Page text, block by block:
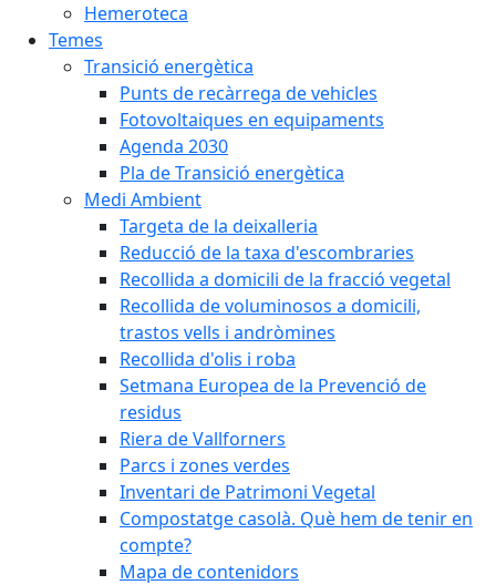
Hemeroteca
Temes
Transició energètica
Punts de recàrrega de vehicles
Fotovoltaiques en equipaments
Agenda 2030
Pla de Transició energètica
Medi Ambient
Targeta de la deixalleria
Reducció de la taxa d'escombraries
Recollida a domicili de la fracció vegetal
Recollida de voluminosos a domicili,
trastos vells i andròmines
Recollida d'olis i roba
Setmana Europea de la Prevenció de
residus
Riera de Vallforners
Parcs i zones verdes
Inventari de Patrimoni Vegetal
Compostatge casolà. Què hem de tenir en
compte?
Mapa de contenidors